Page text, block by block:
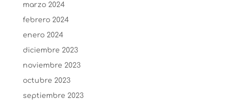
marzo 2024
febrero 2024
enero 2024
diciembre 2023
noviembre 2023
octubre 2023
septiembre 2023